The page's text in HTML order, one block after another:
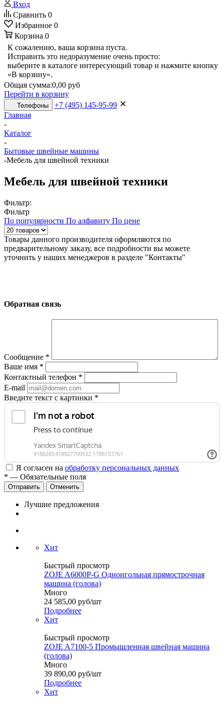
Вход
Сравнить 0
Избранное 0
Корзина 0
К сожалению, ваша корзина пуста.
Исправить это недоразумение очень просто:
выберите в каталоге интересующий товар и нажмите кнопку
«В корзину».
Общая сумма:0,00 руб
Перейти в корзину
Телефоны
+7 (495) 145-95-99
Главная
-
Каталог
-
Бытовые швейные машины
-Мебель для швейной техники
Мебель для швейной техники
Фильтр:
Фильтр
По популярности По алфавиту По цене
Товары данного производителя оформляются по
предварительному заказу, все подробности вы можете
уточнить у наших менеджеров в разделе "Контакты"
Обратная связь
Сообщение *
Ваше имя *
Контактный телефон *
E-mail
Введите текст с картинки *
Я согласен на обработку персональных данных
* — Обязательные поля
Отменить
Лучшие предложения
Хит
Быстрый просмотр
ZOJE A6000P-G Одноигольная прямострочная
машина (голова)
Много
24 585,00 руб/шт
Подробнее
Хит
Быстрый просмотр
ZOJE A7100-5 Промышленная швейная машина
(голова)
Много
39 890,00 руб/шт
Подробнее
Хит